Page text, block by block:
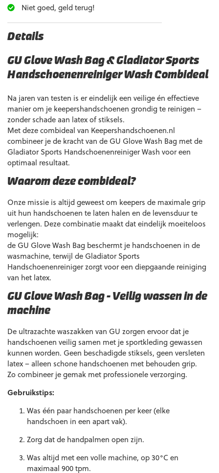
Niet goed, geld terug!
Details
GU Glove Wash Bag & Gladiator Sports
Handschoenenreiniger Wash Combideal
Na jaren van testen is er eindelijk een veilige én effectieve
manier om je keepershandschoenen grondig te reinigen –
zonder schade aan latex of stiksels.
Met deze combideal van Keepershandschoenen.nl
combineer je de kracht van de GU Glove Wash Bag met de
Gladiator Sports Handschoenenreiniger Wash voor een
optimaal resultaat.
Waarom deze combideal?
Onze missie is altijd geweest om keepers de maximale grip
uit hun handschoenen te laten halen en de levensduur te
verlengen. Deze combinatie maakt dat eindelijk moeiteloos
mogelijk:
de GU Glove Wash Bag beschermt je handschoenen in de
wasmachine, terwijl de Gladiator Sports
Handschoenenreiniger zorgt voor een diepgaande reiniging
van het latex.
GU Glove Wash Bag – Veilig wassen in de
machine
De ultrazachte waszakken van GU zorgen ervoor dat je
handschoenen veilig samen met je sportkleding gewassen
kunnen worden. Geen beschadigde stiksels, geen versleten
latex – alleen schone handschoenen met behouden grip.
Zo combineer je gemak met professionele verzorging.
Gebruikstips:
Was één paar handschoenen per keer (elke
handschoen in een apart vak).
Zorg dat de handpalmen open zijn.
Was altijd met een volle machine, op 30°C en
maximaal 900 tpm.